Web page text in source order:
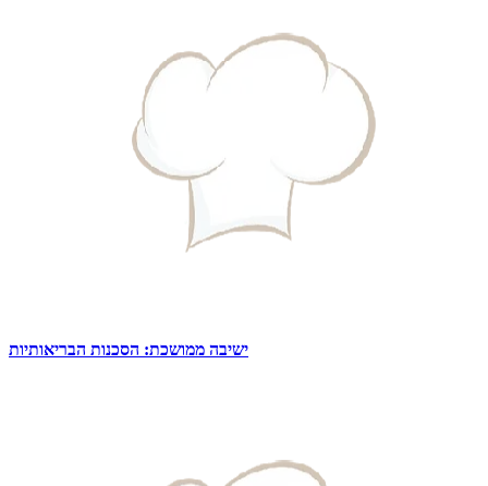
ישיבה ממושכת: הסכנות הבריאותיות